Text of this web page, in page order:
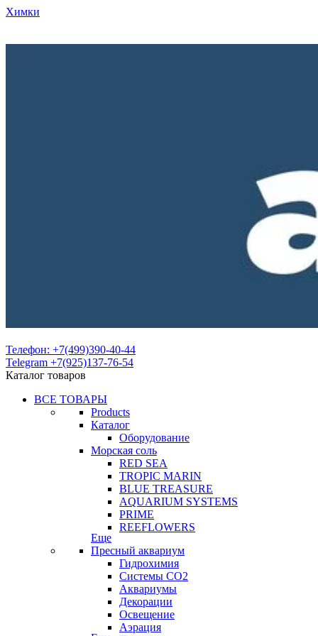
Химки
Телефон: +7(499)390-40-44
Telegram +7(925)137-76-54
Каталог товаров
ВСЕ ТОВАРЫ
Products
Каталог
Оборудование
Морская соль
RED SEA
TROPIC MARIN
BLUE TREASURE
AQUARIUM SYSTEMS
PRIME
REEFLOWERS
Еще
Пресный аквариум
Гидрохимия
Системы СО2
Аквариумы
Декорации
Освещение
Аэрация